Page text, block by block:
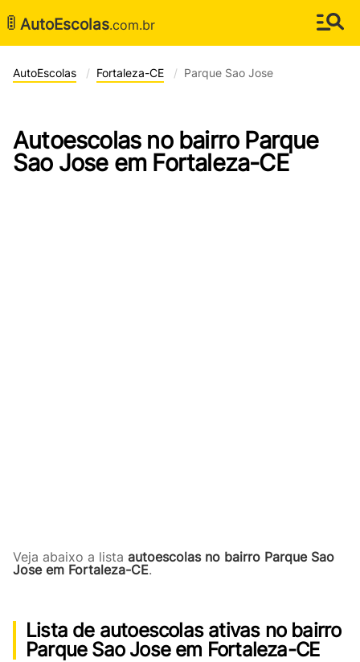
🚦 AutoEscolas.com.br
AutoEscolas Fortaleza-CE Parque Sao Jose
Autoescolas no bairro Parque
Sao Jose em Fortaleza-CE
Veja abaixo a lista autoescolas no bairro Parque Sao
Jose em Fortaleza-CE.
Lista de autoescolas ativas no bairro
Parque Sao Jose em Fortaleza-CE